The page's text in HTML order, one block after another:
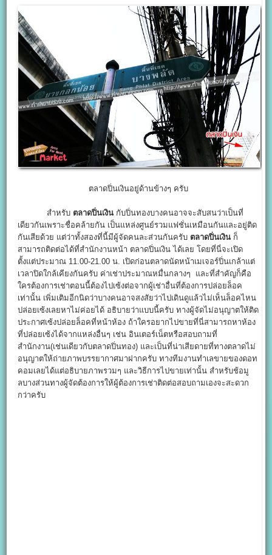
ตลาดปิ่นเงินอยู่ด้านข้างๆ ครับ
สำหรับ ตลาดปิ่นเงิน กับปิ่นทองบางคนอาจจะสับสนว่าเป็นที่
เดียวกันเพราะชื่อคล้ายกัน เป็นแหล่งศูนย์รวมแฟชั่นเหมือนกันและอยู่ติด
กันเสียด้วย แต่ว่าทั้งสองที่นี้มีผู้จัดคนละส่วนกันครับ ตลาดปิ่นเงิน ก็
สามารถติดต่อได้ที่สำนักงานหน้า ตลาดปิ่นเงิน ได้เลย โดยที่นี่จะเปิด
ตั้งแต่ประมาณ 11.00-21.00 น. เปิดก่อนตลาดนัดหน้าเมเจอร์ปิ่นเกล้าแต่
เวลาปิดใกล้เคียงกันครับ ค่าเช่าประมาณหมื่นกลางๆ และที่สำคัญก็คือ
ใครต้องการเช่าตอนนี้ต้องไปเซ้งต่อจากผู้เช่าอื่นที่ต้องการปล่อยล็อค
เท่านั้น เพิ่มเติมอีกนิดว่าบางคนอาจสงสัยว่าไปเดินดูแล้วไม่เห็นล็อคไหน
ปล่อยเซ้งเลยหาไม่ค่อยได้ อธิบายว่าแบบนี้ครับ ทางผู้จัดไม่อนุญาตให้ติด
ประกาศเซ้งปล่อยล็อคที่หน้าห้อง ถ้าใครอยากไปขายที่นี่สามารถหาห้อง
ที่ปล่อยเซ้งได้จากแหล่งอื่นๆ เช่น อินเตอร์เน็ตหรือสอบถามที่
สำนักงาน(เช่นเดียวกับตลาดปิ่นทอง) และเป็นที่น่าเสียดายที่ทางตลาดไม่
อนุญาตให้ถ่ายภาพบรรยากาศมาฝากครับ ทางทีมงานทำเลขายของดอท
คอมเลยได้แต่อธิบายภาพรวมๆ และวิธีการไปขายเท่านั้น สำหรับช้อมู
ลบางส่วนทางผู้จัดต้องการให้ผู้ต้องการเช่าติดต่อสอบถามเองจะสะดวก
กว่าครับ